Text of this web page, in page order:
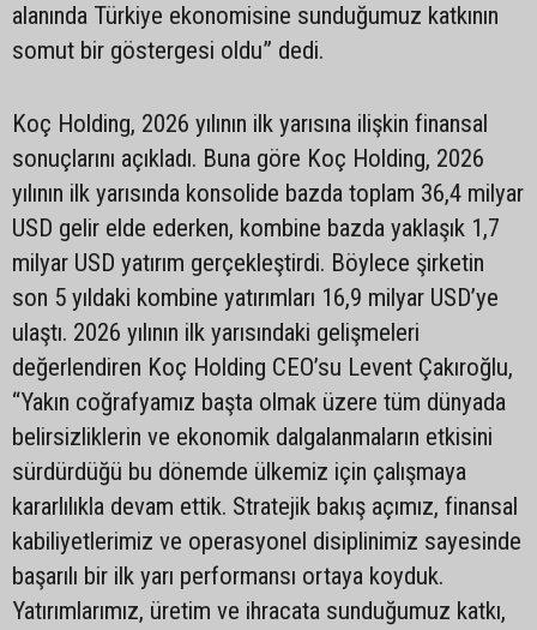
alanında Türkiye ekonomisine sunduğumuz katkının
somut bir göstergesi oldu” dedi.
Koç Holding, 2026 yılının ilk yarısına ilişkin finansal
sonuçlarını açıkladı. Buna göre Koç Holding, 2026
yılının ilk yarısında konsolide bazda toplam 36,4 milyar
USD gelir elde ederken, kombine bazda yaklaşık 1,7
milyar USD yatırım gerçekleştirdi. Böylece şirketin
son 5 yıldaki kombine yatırımları 16,9 milyar USD’ye
ulaştı. 2026 yılının ilk yarısındaki gelişmeleri
değerlendiren Koç Holding CEO’su Levent Çakıroğlu,
“Yakın coğrafyamız başta olmak üzere tüm dünyada
belirsizliklerin ve ekonomik dalgalanmaların etkisini
sürdürdüğü bu dönemde ülkemiz için çalışmaya
kararlılıkla devam ettik. Stratejik bakış açımız, finansal
kabiliyetlerimiz ve operasyonel disiplinimiz sayesinde
başarılı bir ilk yarı performansı ortaya koyduk.
Yatırımlarımız, üretim ve ihracata sunduğumuz katkı,